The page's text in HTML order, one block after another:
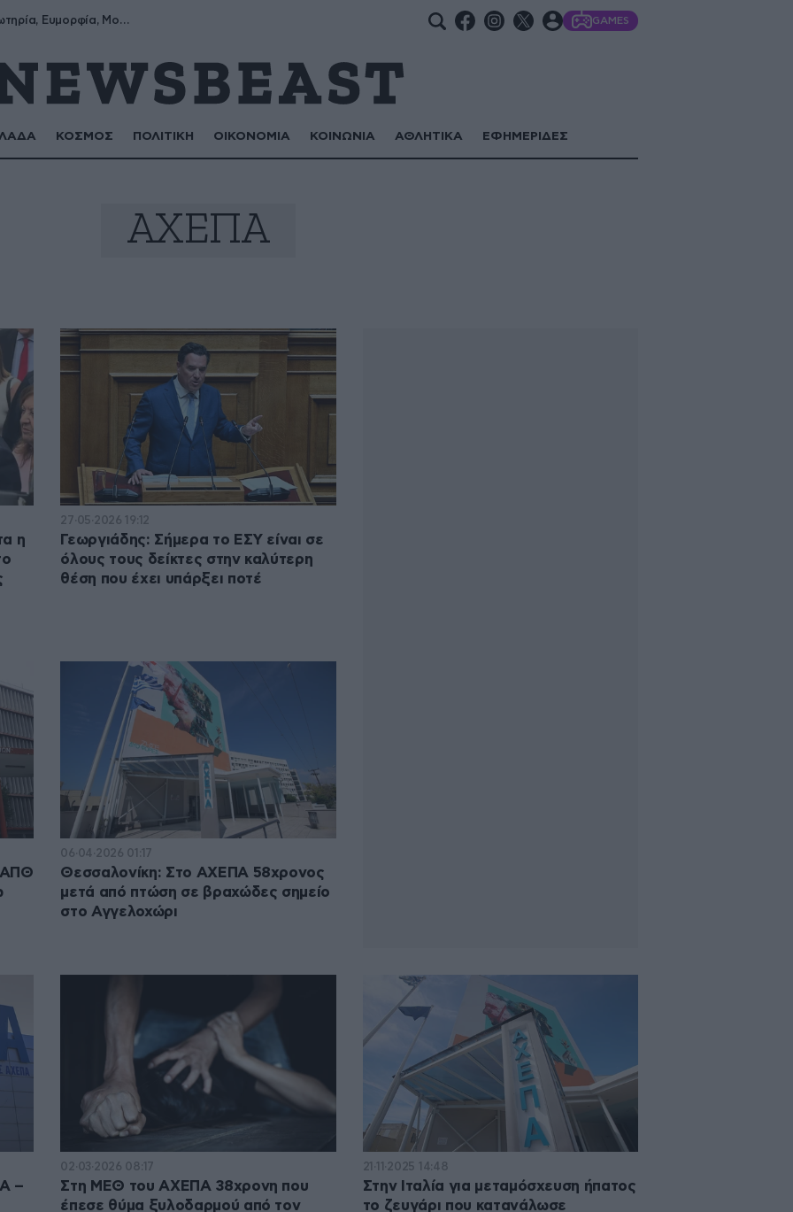
Σωτήρης, Σωτηρία, Ευμορφία, Μορφούλα GAMES
ΚΟΣΜΟΣ ΠΟΛΙΤΙΚΗ ΟΙΚΟΝΟΜΙΑ ΚΟΙΝΩΝΙΑ ΑΘΛΗΤΙΚΑ ΕΦΗΜΕΡΙΔΕΣ
ΑΧΕΠΑ
η
27·05·2026 19:12
Γεωργιάδης: Σήμερα το ΕΣΥ είναι σε
όλους τους δείκτες στην καλύτερη
θέση που έχει υπάρξει ποτέ
ΑΠΘ
06·04·2026 01:17
Θεσσαλονίκη: Στο ΑΧΕΠΑ 58χρονος
μετά από πτώση σε βραχώδες σημείο
στο Αγγελοχώρι
–
02·03·2026 08:17
Στη ΜΕΘ του ΑΧΕΠΑ 38χρονη που
έπεσε θύμα ξυλοδαρμού από τον
21·11·2025 14:48
Στην Ιταλία για μεταμόσχευση ήπατος
το ζευγάρι που κατανάλωσε